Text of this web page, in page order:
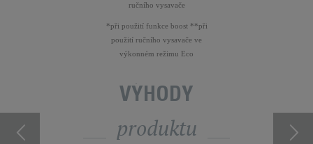
ručního vysavače
*při použití funkce boost **při
použití ručního vysavače ve
výkonném režimu Eco
VÝHODY
produktu